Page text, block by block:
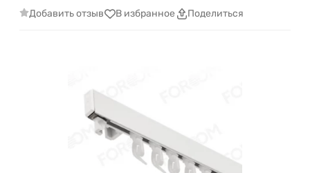
Добавить отзыв В избранное Поделиться